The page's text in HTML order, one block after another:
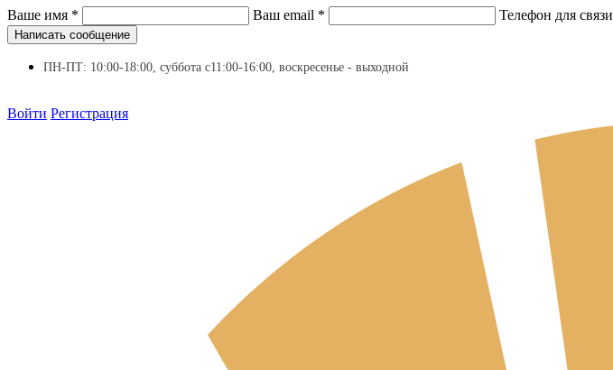
Ваше имя * Ваш email * Телефон для связи
Написать сообщение
ПН-ПТ: 10:00-18:00, суббота с11:00-16:00, воскресенье - выходной
Войти Регистрация